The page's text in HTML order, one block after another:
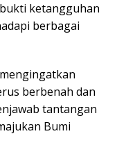
ketangguhan
berbagai
berbenah dan
tantangan
Bumi